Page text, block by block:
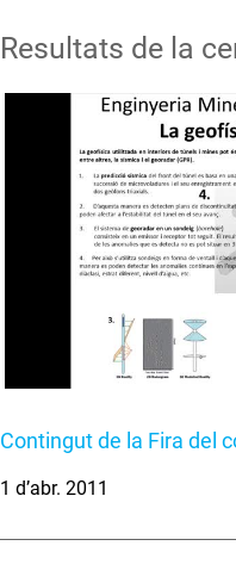
Resultats de la
Contingut de la Fira del
1 d’abr. 2011